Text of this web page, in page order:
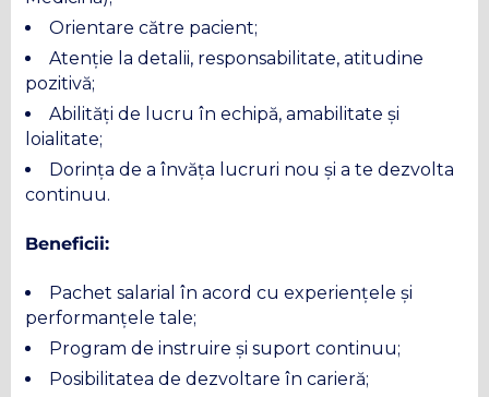
Orientare către pacient;
Atenție la detalii, responsabilitate, atitudine
pozitivă;
Abilități de lucru în echipă, amabilitate și
loialitate;
Dorința de a învăța lucruri nou și a te dezvolta
continuu.
Beneficii:
Pachet salarial în acord cu experiențele și
performanțele tale;
Program de instruire și suport continuu;
Posibilitatea de dezvoltare în carieră;